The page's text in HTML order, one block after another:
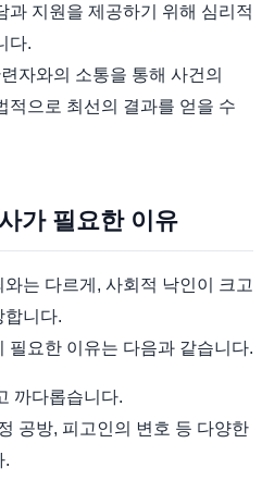
과 지원을 제공하기 위해 심리적
다.
자와의 소통을 통해 사건의
적으로 최선의 결과를 얻을 수
가 필요한 이유
는 다르게, 사회적 낙인이 크고
합니다.
필요한 이유는 다음과 같습니다.
까다롭습니다.
공방, 피고인의 변호 등 다양한
.